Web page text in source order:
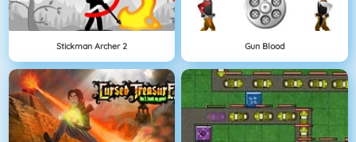
Stickman Archer 2 Gun Blood